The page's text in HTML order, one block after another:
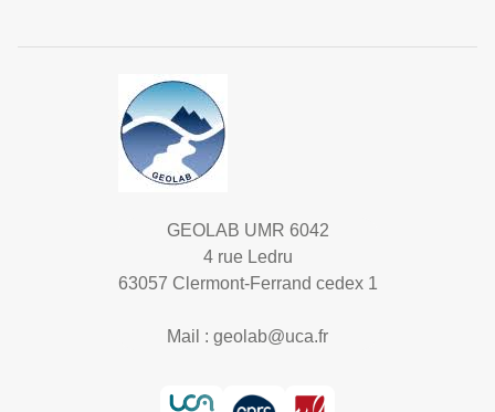
GEOLAB UMR 6042
4 rue Ledru
63057 Clermont-Ferrand cedex 1
Mail : geolab@uca.fr